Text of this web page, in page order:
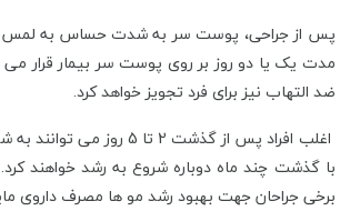
پس از جراحی، پوست سر به شدت حساس به لمس
مدت یک یا دو روز بر روی پوست سر بیمار قرار
ضد التهاب نیز برای فرد تجویز خواهد کرد.
برخی جراحان جهت بهبود رشد مو ها مصرف داروی